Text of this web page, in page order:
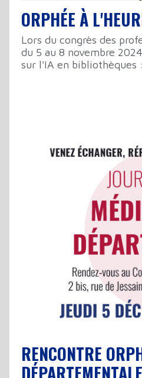
ORPHÉE À
Lors du congrès des
du 5 au 8 novembre
sur l'IA en bibliothèques :
RENCONTRE